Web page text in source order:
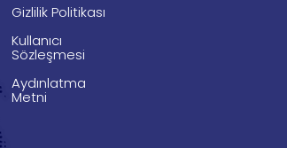
Gizlilik Politikası
Kullanıcı
Sözleşmesi
Aydınlatma
Metni